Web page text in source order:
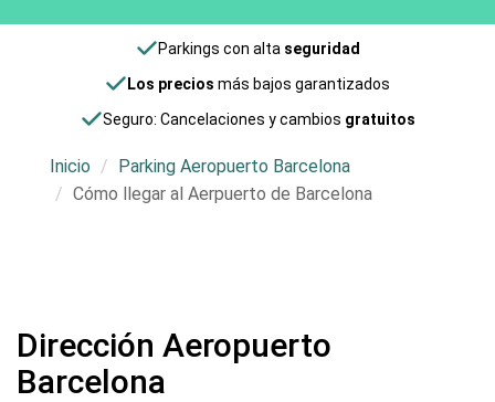
Parkings con alta seguridad
Los precios más bajos garantizados
Seguro: Cancelaciones y cambios gratuitos
Inicio
Parking Aeropuerto Barcelona
Cómo llegar al Aerpuerto de Barcelona
Dirección Aeropuerto
Barcelona